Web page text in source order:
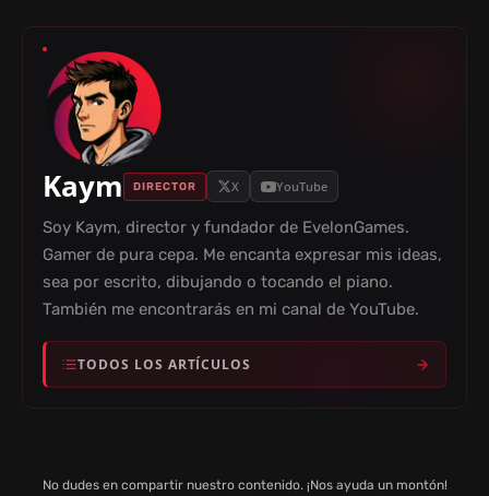
Kaym DIRECTOR X YouTube
Soy Kaym, director y fundador de EvelonGames.
Gamer de pura cepa. Me encanta expresar mis ideas,
sea por escrito, dibujando o tocando el piano.
También me encontrarás en mi canal de YouTube.
TODOS LOS ARTÍCULOS
No dudes en compartir nuestro contenido. ¡Nos ayuda un montón!